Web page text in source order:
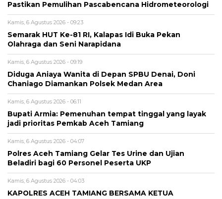
Pastikan Pemulihan Pascabencana Hidrometeorologi
Kamis, 6 Agustus 2026 - 09:23
Semarak HUT Ke-81 RI, Kalapas Idi Buka Pekan
Olahraga dan Seni Narapidana
Kamis, 6 Agustus 2026 - 09:19
Diduga Aniaya Wanita di Depan SPBU Denai, Doni
Chaniago Diamankan Polsek Medan Area
Kamis, 6 Agustus 2026 - 06:11
Bupati Armia: Pemenuhan tempat tinggal yang layak
jadi prioritas Pemkab Aceh Tamiang
Kamis, 6 Agustus 2026 - 04:07
Polres Aceh Tamiang Gelar Tes Urine dan Ujian
Beladiri bagi 60 Personel Peserta UKP
Kamis, 6 Agustus 2026 - 04:03
KAPOLRES ACEH TAMIANG BERSAMA KETUA